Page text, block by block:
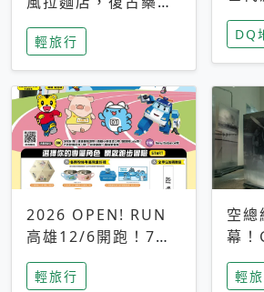
櫃、免費小菜超吸睛
輕旅行
改約
會
充電
DQ
2026 OPEN! RUN
高雄12/6開跑！7大
卡通明星領跑、8組
別早鳥報名開搶
輕旅行
空總
幕！
力臺
韌性
輕